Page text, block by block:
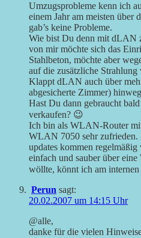
Umzugsprobleme kenn ich
einem Jahr am meisten über
gab’s keine Probleme.
Wie bist Du denn mit dLAN
von mir möchte sich das
Stahlbeton, möchte aber
auf die zusätzliche Strahlung
Klappt dLAN auch über
abgesicherte Zimmer)
Hast Du dann gebraucht
verkaufen? 😉
Ich bin als WLAN-Router
WLAN 7050 sehr zufrieden.
updates kommen
einfach und sauber über
wöllte, könnt ich am
Perun sagt:
20.02.2007 um 14:15 Uhr
@alle,
danke für die vielen